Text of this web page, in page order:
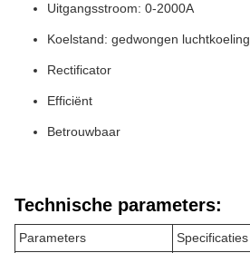
Uitgangsstroom: 0-2000A
Koelstand: gedwongen luchtkoeling
Rectificator
Efficiënt
Betrouwbaar
Technische parameters:
Parameters Specificaties